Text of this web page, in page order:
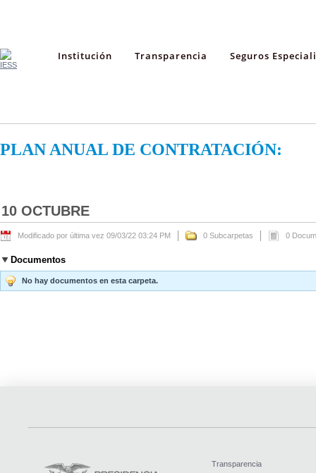
Institución Transparencia Seguros
PLAN ANUAL DE CONTRATACIÓN:
10 OCTUBRE
Modificado por última vez 09/03/22 03:24 PM 0 Subcarpetas 0
Documentos
No hay documentos en esta carpeta.
Transparencia